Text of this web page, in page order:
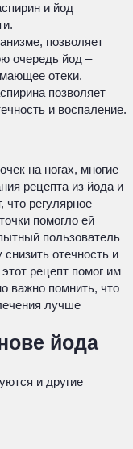
и йод
позволяет
очередь йод –
отеки.
позволяет
и воспаление.
на ногах, многие
рецепта из йода и
регулярное
помогло ей
пользователь
отечность и
рецепт помог им
важно помнить, что
лучше
йода
и другие